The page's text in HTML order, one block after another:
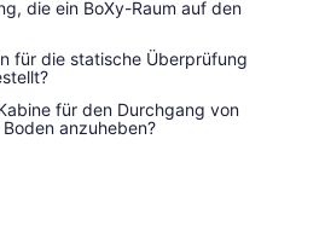
die ein BoXy-Raum auf den
für die statische Überprüfung
für den Durchgang von
anzuheben?